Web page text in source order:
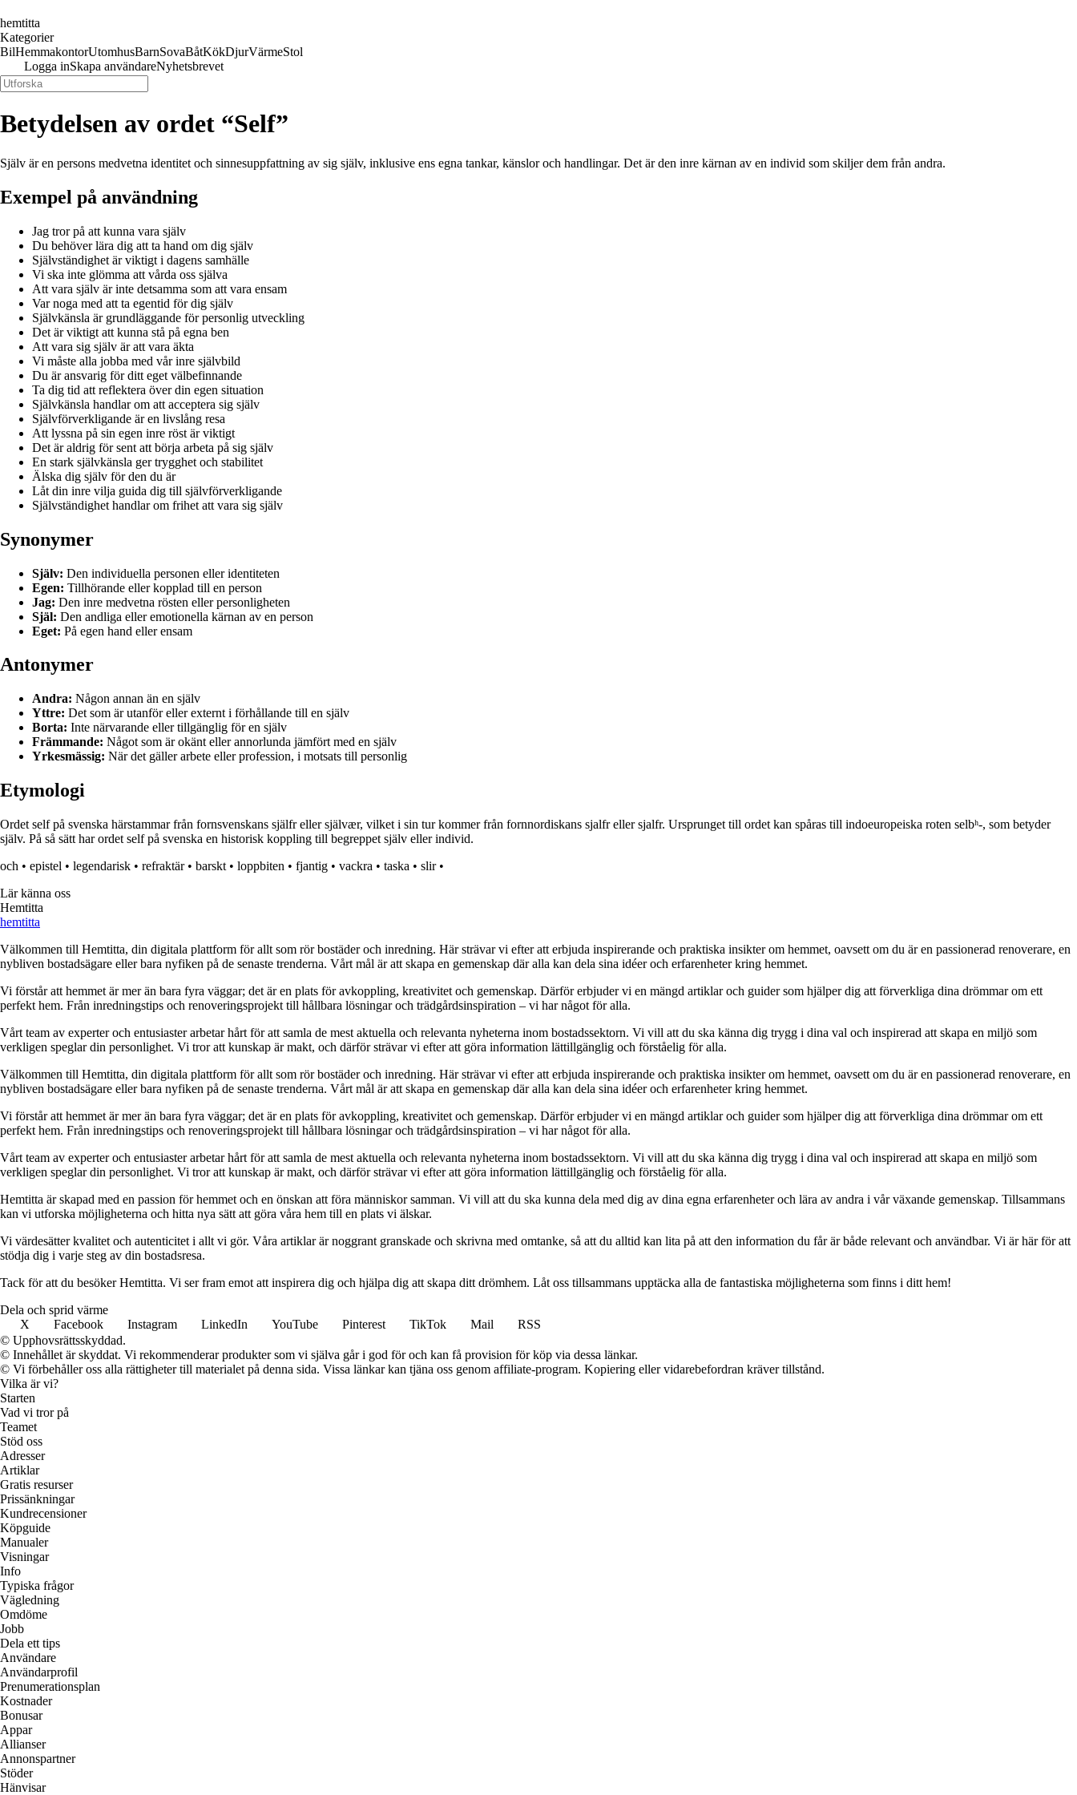
hemtitta
Kategorier
BilHemmakontorUtomhusBarnSovaBåtKökDjurVärmeStol
Logga inSkapa användareNyhetsbrevet
Betydelsen av ordet “Self”
Själv är en persons medvetna identitet och sinnesuppfattning av sig själv, inklusive ens egna tankar, känslor och handlingar. Det är den inre kärnan av en individ som skiljer dem från andra.
Exempel på användning
Jag tror på att kunna vara själv
Du behöver lära dig att ta hand om dig själv
Självständighet är viktigt i dagens samhälle
Vi ska inte glömma att vårda oss själva
Att vara själv är inte detsamma som att vara ensam
Var noga med att ta egentid för dig själv
Självkänsla är grundläggande för personlig utveckling
Det är viktigt att kunna stå på egna ben
Att vara sig själv är att vara äkta
Vi måste alla jobba med vår inre självbild
Du är ansvarig för ditt eget välbefinnande
Ta dig tid att reflektera över din egen situation
Självkänsla handlar om att acceptera sig själv
Självförverkligande är en livslång resa
Att lyssna på sin egen inre röst är viktigt
Det är aldrig för sent att börja arbeta på sig själv
En stark självkänsla ger trygghet och stabilitet
Älska dig själv för den du är
Låt din inre vilja guida dig till självförverkligande
Självständighet handlar om frihet att vara sig själv
Synonymer
Själv: Den individuella personen eller identiteten
Egen: Tillhörande eller kopplad till en person
Jag: Den inre medvetna rösten eller personligheten
Själ: Den andliga eller emotionella kärnan av en person
Eget: På egen hand eller ensam
Antonymer
Andra: Någon annan än en själv
Yttre: Det som är utanför eller externt i förhållande till en själv
Borta: Inte närvarande eller tillgänglig för en själv
Främmande: Något som är okänt eller annorlunda jämfört med en själv
Yrkesmässig: När det gäller arbete eller profession, i motsats till personlig
Etymologi
Ordet self på svenska härstammar från fornsvenskans själfr eller självær, vilket i sin tur kommer från fornnordiskans sjalfr eller sjalfr. Ursprunget till ordet kan spåras till indoeuropeiska roten selbʰ-, som betyder
själv. På så sätt har ordet self på svenska en historisk koppling till begreppet själv eller individ.
och • epistel • legendarisk • refraktär• barskt • loppbiten • fjantig • vackra • taska • slir•
Lär känna oss
Hemtitta
hemtitta
Välkommen till Hemtitta, din digitala plattform för allt som rör bostäder och inredning. Här strävar vi efter att erbjuda inspirerande och praktiska insikter om hemmet, oavsett om du är en passionerad renoverare, en
nybliven bostadsägare eller bara nyfiken på de senaste trenderna. Vårt mål är att skapa en gemenskap där alla kan dela sina idéer och erfarenheter kring hemmet.
Vi förstår att hemmet är mer än bara fyra väggar; det är en plats för avkoppling, kreativitet och gemenskap. Därför erbjuder vi en mängd artiklar och guider som hjälper dig att förverkliga dina drömmar om ett
perfekt hem. Från inredningstips och renoveringsprojekt till hållbara lösningar och trädgårdsinspiration – vi har något för alla.
Vårt team av experter och entusiaster arbetar hårt för att samla de mest aktuella och relevanta nyheterna inom bostadssektorn. Vi vill att du ska känna dig trygg i dina val och inspirerad att skapa en miljö som
verkligen speglar din personlighet. Vi tror att kunskap är makt, och därför strävar vi efter att göra information lättillgänglig och förståelig för alla.
Välkommen till Hemtitta, din digitala plattform för allt som rör bostäder och inredning. Här strävar vi efter att erbjuda inspirerande och praktiska insikter om hemmet, oavsett om du är en passionerad renoverare, en
nybliven bostadsägare eller bara nyfiken på de senaste trenderna. Vårt mål är att skapa en gemenskap där alla kan dela sina idéer och erfarenheter kring hemmet.
Vi förstår att hemmet är mer än bara fyra väggar; det är en plats för avkoppling, kreativitet och gemenskap. Därför erbjuder vi en mängd artiklar och guider som hjälper dig att förverkliga dina drömmar om ett
perfekt hem. Från inredningstips och renoveringsprojekt till hållbara lösningar och trädgårdsinspiration – vi har något för alla.
Vårt team av experter och entusiaster arbetar hårt för att samla de mest aktuella och relevanta nyheterna inom bostadssektorn. Vi vill att du ska känna dig trygg i dina val och inspirerad att skapa en miljö som
verkligen speglar din personlighet. Vi tror att kunskap är makt, och därför strävar vi efter att göra information lättillgänglig och förståelig för alla.
Hemtitta är skapad med en passion för hemmet och en önskan att föra människor samman. Vi vill att du ska kunna dela med dig av dina egna erfarenheter och lära av andra i vår växande gemenskap. Tillsammans
kan vi utforska möjligheterna och hitta nya sätt att göra våra hem till en plats vi älskar.
Vi värdesätter kvalitet och autenticitet i allt vi gör. Våra artiklar är noggrant granskade och skrivna med omtanke, så att du alltid kan lita på att den information du får är både relevant och användbar. Vi är här för att
stödja dig i varje steg av din bostadsresa.
Tack för att du besöker Hemtitta. Vi ser fram emot att inspirera dig och hjälpa dig att skapa ditt drömhem. Låt oss tillsammans upptäcka alla de fantastiska möjligheterna som finns i ditt hem!
Dela och sprid värme
X
Facebook Instagram LinkedIn YouTube Pinterest TikTok Mail
RSS
© Upphovsrättsskyddad.
© Innehållet är skyddat. Vi rekommenderar produkter som vi själva går i god för och kan få provision för köp via dessa länkar.
© Vi förbehåller oss alla rättigheter till materialet på denna sida. Vissa länkar kan tjäna oss genom affiliate-program. Kopiering eller vidarebefordran kräver tillstånd.
Vilka är vi?
Starten
Vad vi tror på
Teamet
Stöd oss
Adresser
Artiklar
Gratis resurser
Prissänkningar
Kundrecensioner
Köpguide
Manualer
Visningar
Info
Typiska frågor
Vägledning
Omdöme
Jobb
Dela ett tips
Användare
Användarprofil
Prenumerationsplan
Kostnader
Bonusar
Appar
Allianser
Annonspartner
Stöder
Hänvisar